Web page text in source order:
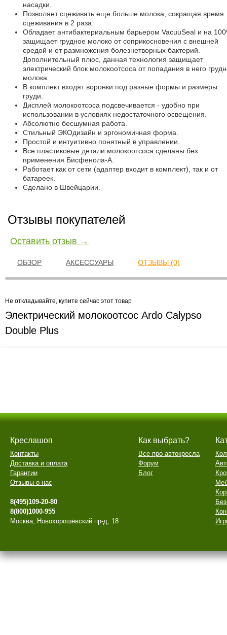
насадки.
Позволяет сцеживать еще больше молока, сокращая время
сцеживания в 2 раза.
Обладает антибактериальным барьером VacuuSeal и на
защищает грудное молоко от соприкосновения с внешней
средой и от размножения болезнетворных бактерий.
Дополнительный плюс, данная технология защищает
электрический блок молокоотсоса от попадания в него
молока.
В комплект входят воронки под разные формы и размеры
груди.
Дисплей молокоотсоса подсвечивается - удобно при
использовании в условиях недостаточного освещения.
Абсолютно бесшумная работа.
Стильный ЭКОдизайн и эргономичная форма.
Простой и интуитивно понятный в управлении.
Все пластиковые детали молокоотсоса сделаны без
применения Бисфенола-А.
Работает как от сети (адаптер входит в комплект), так и от
батареек.
Сделано в Швейцарии.
Отзывы покупателей
Оставить отзыв →
ОБЗОР АКСЕССУАРЫ ОТЗЫВЫ (0)
Не откладывайте, купите сейчас этот товар
Электрический молокоотсос Ardo Calypso
Double Plus
Креслашоп
Контакты
Доставка и оплата
Гарантии
Отзывы о нас
8(495)109-20-80
8(800)1000-955
Москва, Новохорошёвский пр-д, 18
Как выбрать?
Все про автокресла
Форум
Блог